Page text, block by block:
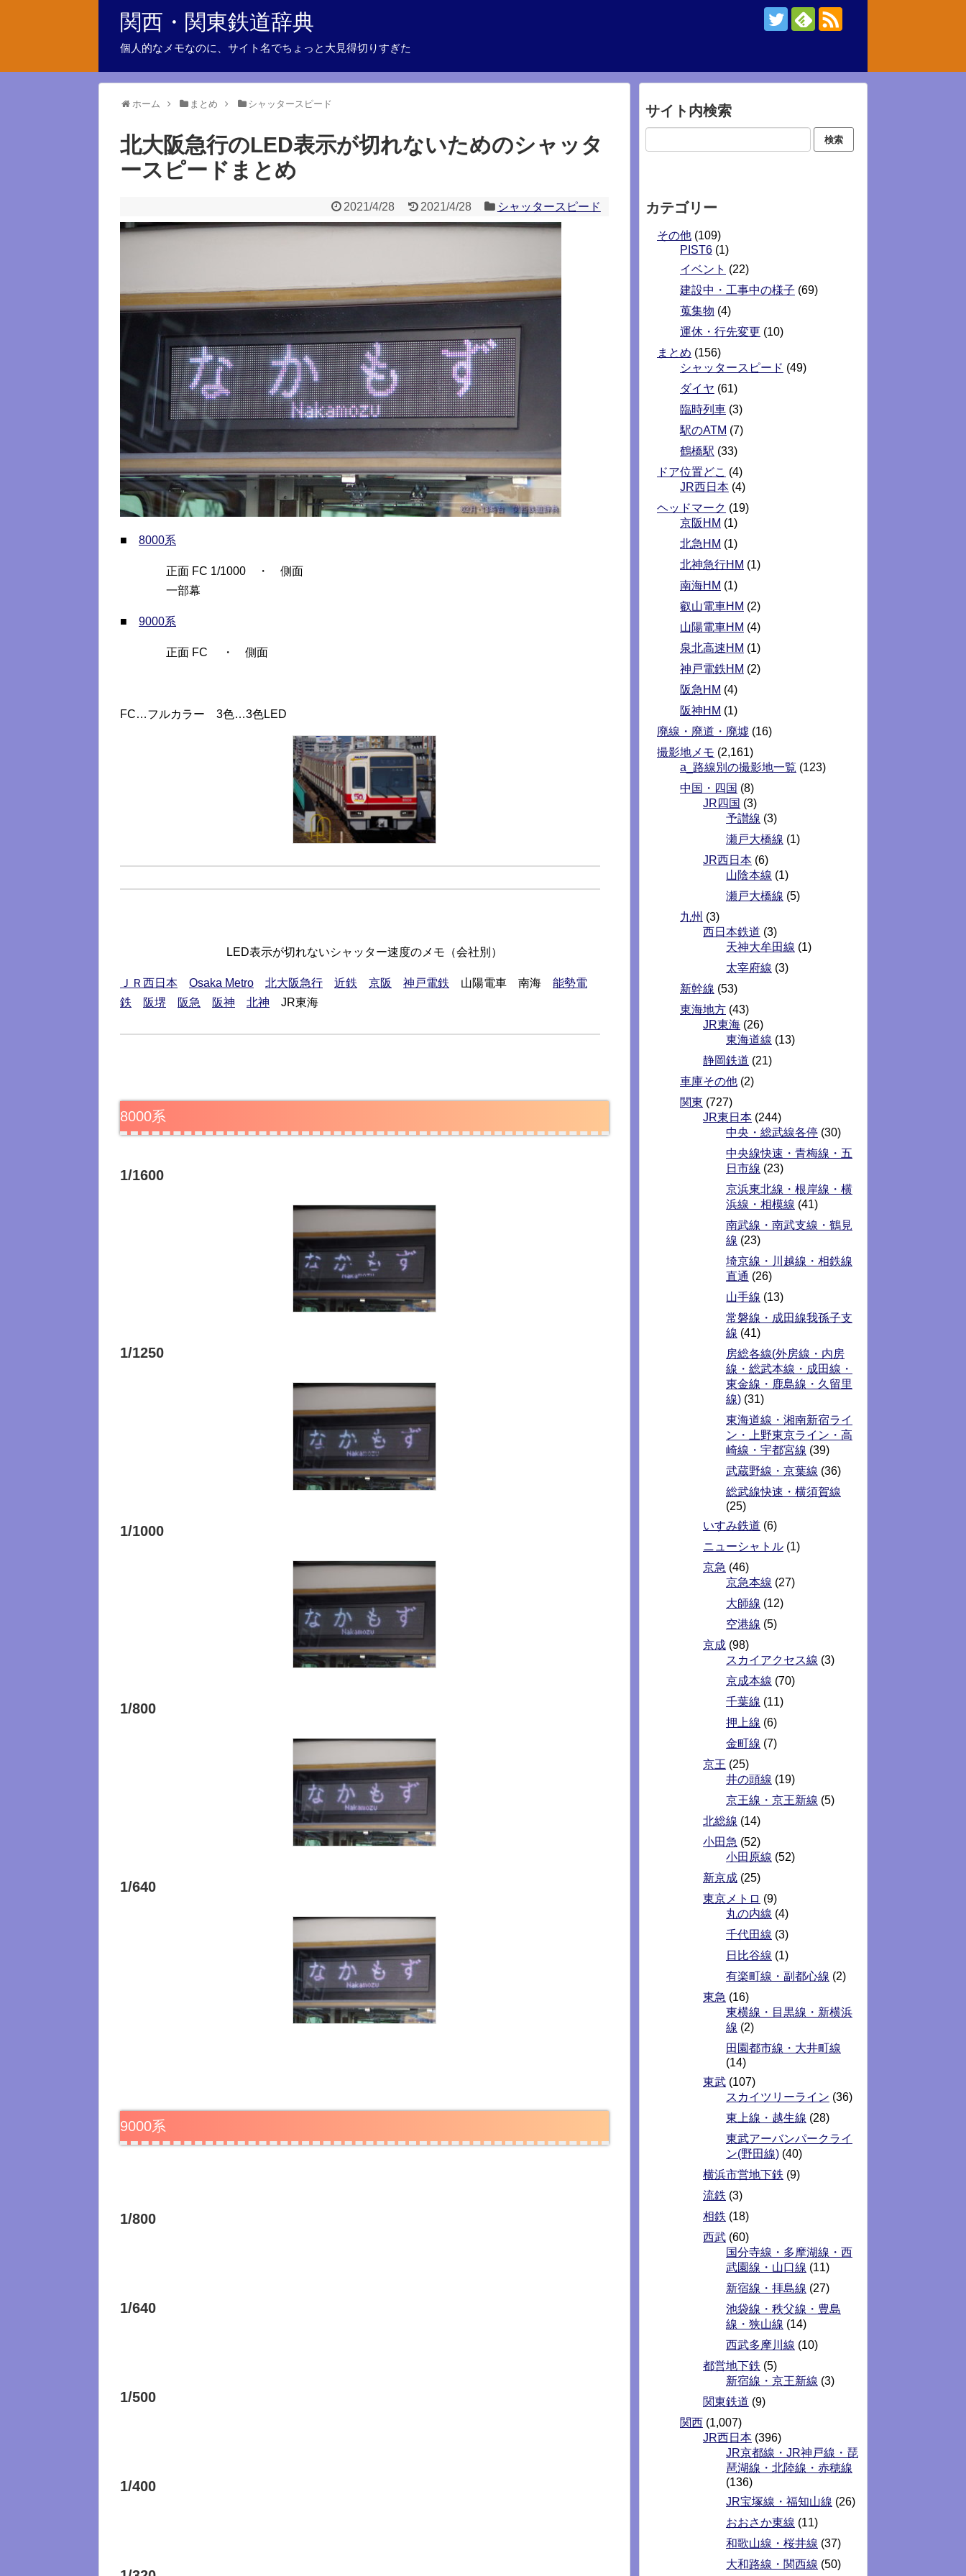
関西・関東鉄道辞典
個人的なメモなのに、サイト名でちょっと大見得切りすぎた
ホーム まとめ シャッタースピード
北大阪急行のLED表示が切れないためのシャッタ
ースピードまとめ
2021/4/28 2021/4/28 シャッタースピード
■ 8000系
正面 FC 1/1000 ・ 側面
一部幕
■ 9000系
正面 FC ・ 側面
FC…フルカラー 3色…3色LED
LED表示が切れないシャッター速度のメモ（会社別）
ＪＲ西日本 Osaka Metro 北大阪急行 近鉄 京阪 神戸電鉄 山陽電車 南海 能勢電
鉄
阪堺 阪急 阪神 北神 JR東海
8000系
1/1600
1/1250
1/1000
1/800
1/640
9000系
1/800
1/640
1/500
1/400
サイト内検索
カテゴリー
その他 (109)
PIST6 (1)
イベント (22)
建設中・工事中の様子 (69)
蒐集物 (4)
運休・行先変更 (10)
まとめ (156)
シャッタースピード (49)
ダイヤ (61)
臨時列車 (3)
駅のATM (7)
鶴橋駅 (33)
ドア位置どこ (4)
JR西日本 (4)
ヘッドマーク (19)
京阪HM (1)
北急HM (1)
北神急行HM (1)
南海HM (1)
叡山電車HM (2)
山陽電車HM (4)
泉北高速HM (1)
神戸電鉄HM (2)
阪急HM (4)
阪神HM (1)
廃線・廃道・廃墟 (16)
撮影地メモ (2,161)
a_路線別の撮影地一覧 (123)
中国・四国 (8)
JR四国 (3)
予讃線 (3)
瀬戸大橋線 (1)
JR西日本 (6)
山陰本線 (1)
瀬戸大橋線 (5)
九州 (3)
西日本鉄道 (3)
天神大牟田線 (1)
太宰府線 (3)
新幹線 (53)
東海地方 (43)
JR東海 (26)
東海道線 (13)
静岡鉄道 (21)
車庫その他 (2)
関東 (727)
JR東日本 (244)
中央・総武線各停 (30)
中央線快速・青梅線・五
日市線 (23)
京浜東北線・根岸線・横
浜線・相模線 (41)
南武線・南武支線・鶴見
線 (23)
埼京線・川越線・相鉄線
直通 (26)
山手線 (13)
常磐線・成田線我孫子支
線 (41)
房総各線(外房線・内房
線・総武本線・成田線・
東金線・鹿島線・久留里
線) (31)
東海道線・湘南新宿ライ
ン・上野東京ライン・高
崎線・宇都宮線 (39)
武蔵野線・京葉線 (36)
総武線快速・横須賀線
(25)
いすみ鉄道 (6)
ニューシャトル (1)
京急 (46)
京急本線 (27)
大師線 (12)
空港線 (5)
京成 (98)
スカイアクセス線 (3)
京成本線 (70)
千葉線 (11)
押上線 (6)
金町線 (7)
京王 (25)
井の頭線 (19)
京王線・京王新線 (5)
北総線 (14)
小田急 (52)
小田原線 (52)
新京成 (25)
東京メトロ (9)
丸の内線 (4)
千代田線 (3)
日比谷線 (1)
有楽町線・副都心線 (2)
東急 (16)
東横線・目黒線・新横浜
線 (2)
田園都市線・大井町線
(14)
東武 (107)
スカイツリーライン (36)
東上線・越生線 (28)
東武アーバンパークライ
ン(野田線) (40)
横浜市営地下鉄 (9)
流鉄 (3)
相鉄 (18)
西武 (60)
国分寺線・多摩湖線・西
武園線・山口線 (11)
新宿線・拝島線 (27)
池袋線・秩父線・豊島
線・狭山線 (14)
西武多摩川線 (10)
都営地下鉄 (5)
新宿線・京王新線 (3)
関東鉄道 (9)
関西 (1,007)
JR西日本 (396)
JR京都線・JR神戸線・琵
琶湖線・北陸線・赤穂線
(136)
JR宝塚線・福知山線 (26)
おおさか東線 (11)
和歌山線・桜井線 (37)
大和路線・関西線 (50)